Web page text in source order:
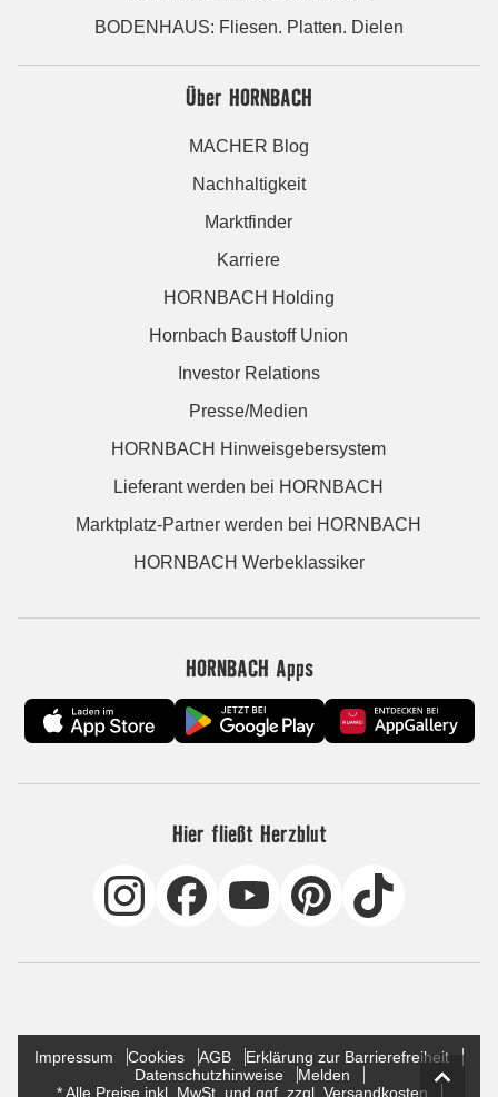
BODENHAUS: Fliesen. Platten. Dielen
Über HORNBACH
MACHER Blog
Nachhaltigkeit
Marktfinder
Karriere
HORNBACH Holding
Hornbach Baustoff Union
Investor Relations
Presse/Medien
HORNBACH Hinweisgebersystem
Lieferant werden bei HORNBACH
Marktplatz-Partner werden bei HORNBACH
HORNBACH Werbeklassiker
HORNBACH Apps
Hier fließt Herzblut
Impressum Cookies AGB
Erklärung zur Barrierefreiheit
Datenschutzhinweise
Melden
* Alle Preise inkl. MwSt. und ggf. zzgl. Versandkosten